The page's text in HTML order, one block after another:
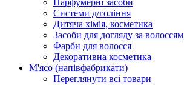
Парфумерні засоби
Системи д/гоління
Дитяча хімія, косметика
Засоби для догляду за волоссям
Фарби для волосся
Декоративна косметика
М'ясо (напiвфабрикати)
Переглянути всі товари